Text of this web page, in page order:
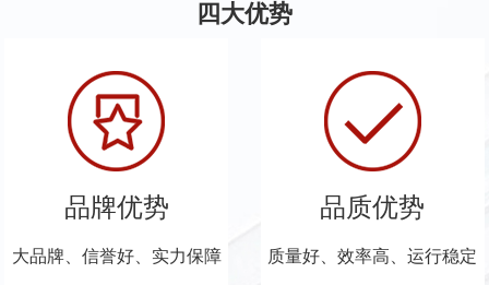
四大优势
品牌优势
大品牌、信誉好、实力保障
品质优势
质量好、效率高、运行稳定